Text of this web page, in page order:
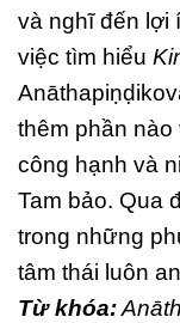
và nghĩ đến lợi
việc tìm hiểu
thêm phần
công hạnh và
Tam bảo. Qua
trong những
tâm thái luôn
Từ khóa: